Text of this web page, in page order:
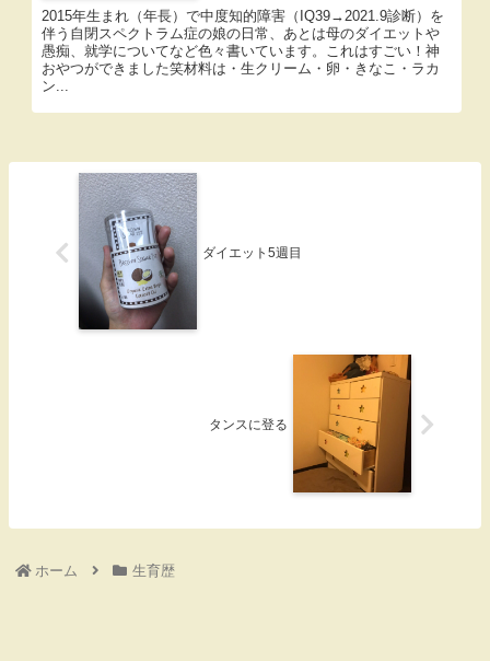
2015年生まれ（年長）で中度知的障害（IQ39→2021.9診断）を
伴う自閉スペクトラム症の娘の日常、あとは母のダイエットや
愚痴、就学についてなど色々書いています。これはすごい！神
おやつができました笑材料は・生クリーム・卵・きなこ・ラカ
ン...
ダイエット5週目
タンスに登る
ホーム 生育歴